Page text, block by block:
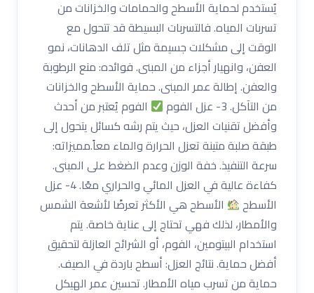
يُستخدم لحماية الأسطح والحمامات والخزانات من
تسربات المياه. فالتسربات البسيطة قد تتحول مع
الوقت إلى مشكلات جسيمة مثل تلف الدهانات، نمو
العفن، وانهيار أجزاء من المبنى. فوائده: منع الرطوبة
والعفن. إطالة عمر المبنى. حماية الأسطح والخزانات
من التآكل. 3- عزل الفوم
الفوم يُعتبر من أحدث
وأفضل تقنيات العزل، حيث يتم رشه كسائل يتحول إلى
طبقة صلبة متينة تعزل الحرارة والماء معاً.مميزاته:
سرعة التنفيذ. خفة الوزن وعدم الضغط على المبنى.
كفاءة عالية في العزل المائي والحراري معًا. 4- عزل
الأسطح
الأسطح هي الأكثر تعرضًا لأشعة الشمس
والأمطار، لذلك فهي تحتاج إلى عناية خاصة. يتم
استخدام البيتومين، الفوم، أو الشرائح العازلة لتحقيق
أفضل حماية. نتائج العزل: أسطح باردة في الصيف.
حماية من تسرب مياه الأمطار. تحسين عمر الهيكل